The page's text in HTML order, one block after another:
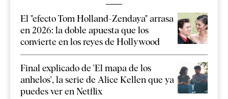
El "efecto Tom Holland-Zendaya" arrasa
en 2026: la doble apuesta que los
convierte en los reyes de Hollywood
Final explicado de 'El mapa de los
anhelos', la serie de Alice Kellen que ya
puedes ver en Netflix